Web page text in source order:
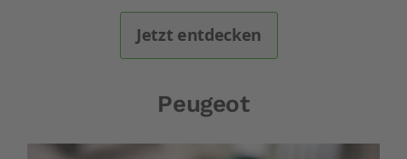
Jetzt entdecken
Peugeot